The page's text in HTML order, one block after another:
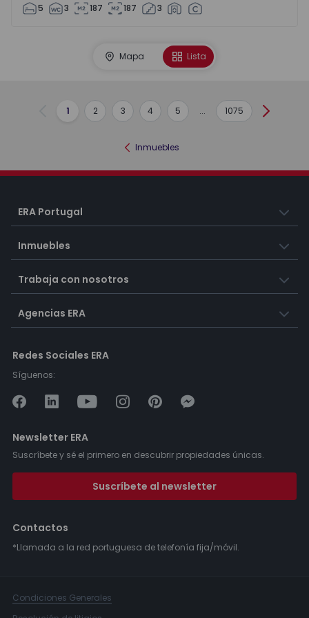
5 3 187 187 3
Mapa Lista
Anterior
1 2 3 4 5 ... 1075
Inmuebles
ERA Portugal
Inmuebles
Trabaja con nosotros
Agencias ERA
Redes Sociales ERA
Síguenos:
Newsletter ERA
Suscríbete y sé el primero en descubrir propiedades únicas.
Suscríbete al newsletter
Contactos
*Llamada a la red portuguesa de telefonía fija/móvil.
Condiciones Generales